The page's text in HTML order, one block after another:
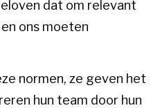
dat om relevant
ons moeten
normen, ze geven het
hun team door hun